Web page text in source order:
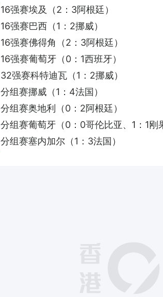
16强赛埃及（2：3阿根廷）
16强赛巴西（1：2挪威）
16强赛佛得角（2：3阿根廷）
16强赛葡萄牙（0：1西班牙）
32强赛科特迪瓦（1：2挪威）
分组赛挪威（1：4法国）
分组赛奥地利（0：2阿根廷）
分组赛葡萄牙（0：0哥伦比亚、1：1刚
分组赛塞内加尔（1：3法国）